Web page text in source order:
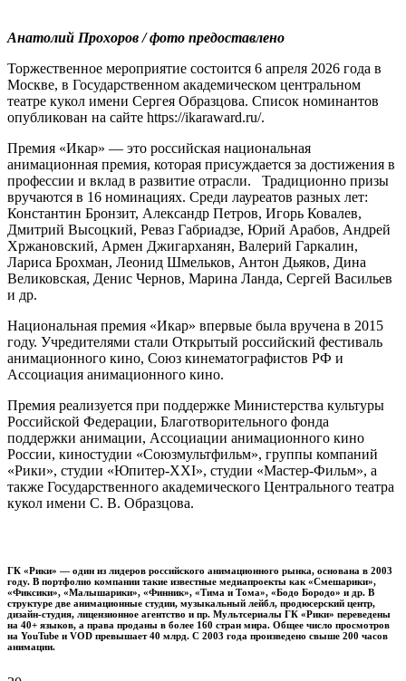
Анатолий Прохоров / фото предоставлено
Торжественное мероприятие состоится 6 апреля 2026 года в
Москве, в Государственном академическом центральном
театре кукол имени Сергея Образцова. Список номинантов
опубликован на сайте https://ikaraward.ru/.
Премия «Икар» — это российская национальная
анимационная премия, которая присуждается за достижения в
профессии и вклад в развитие отрасли. Традиционно призы
вручаются в 16 номинациях. Среди лауреатов разных лет:
Константин Бронзит, Александр Петров, Игорь Ковалев,
Дмитрий Высоцкий, Реваз Габриадзе, Юрий Арабов, Андрей
Хржановский, Армен Джигарханян, Валерий Гаркалин,
Лариса Брохман, Леонид Шмельков, Антон Дьяков, Дина
Великовская, Денис Чернов, Марина Ланда, Сергей Васильев
и др.
Национальная премия «Икар» впервые была вручена в 2015
году. Учредителями стали Открытый российский фестиваль
анимационного кино, Союз кинематографистов РФ и
Ассоциация анимационного кино.
Премия реализуется при поддержке Министерства культуры
Российской Федерации, Благотворительного фонда
поддержки анимации, Ассоциации анимационного кино
России, киностудии «Союзмультфильм», группы компаний
«Рики», студии «Юпитер-XXI», студии «Мастер-Фильм», а
также Государственного академического Центрального театра
кукол имени С. В. Образцова.
ГК «Рики» — один из лидеров российского анимационного рынка, основана в 2003
году. В портфолио компании такие известные медиапроекты как «Смешарики»,
«Фиксики», «Малышарики», «Финник», «Тима и Тома», «Бодо Бородо» и др. В
структуре две анимационные студии, музыкальный лейбл, продюсерский центр,
дизайн-студия, лицензионное агентство и пр. Мультсериалы ГК «Рики» переведены
на 40+ языков, а права проданы в более 160 стран мира. Общее число просмотров
на YouTube и VOD превышает 40 млрд. С 2003 года произведено свыше 200 часов
анимации.